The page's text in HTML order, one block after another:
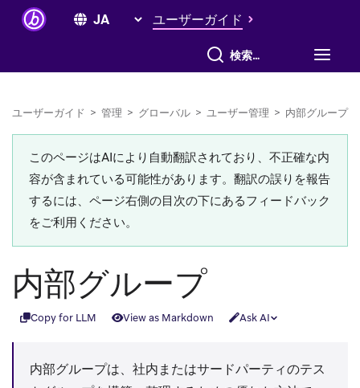
ユーザーガイド
すべて検索
ユーザーガイド > 管理 > グローバル > ユーザー管理 > 内部グループ
このページはAIにより自動翻訳されており、不正確な内
容が含まれている可能性があります。翻訳の誤りを報告
するには、ページ右側の目次の下にあるフィードバック
をご利用ください。
内部グループ
Copy for LLM View as Markdown Ask AI
内部グループは、社内またはサードパーティのテス